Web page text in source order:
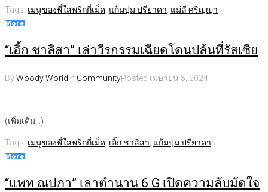
Tags: เมนูของพี่ใส่พริกกี่เม็ด แก้มบุ๋ม ปรียาดา แม่ลี ศริญญา
More
“เอิ้ก ชาลิสา” เล่าวีรกรรมเฉียดโดนปล้นที่รัสเซีย
ByWoody WorldIn CommunityPosted เมษายน 5, 2024
(เพิ่มเติม…)
Tags: เมนูของพี่ใส่พริกกี่เม็ด เอิ้ก ชาลิสา แก้มบุ๋ม ปรียาดา
More
“แพท ณปภา” เล่าตำนาน 6 G เปิดความลับมัดใจ